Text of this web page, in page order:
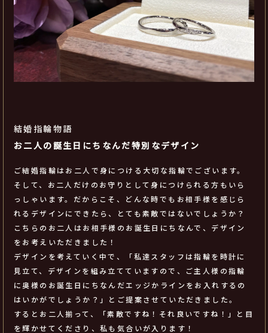
結婚指輪物語
お二人の誕生日にちなんだ特別なデザイン
ご結婚指輪はお二人で身につける大切な指輪でございます。
そして、お二人だけのお守りとして身につけられる方もいら
っしゃいます。だからこそ、どんな時でもお相手様を感じら
れるデザインにできたら、とても素敵ではないでしょうか？
こちらのお二人はお相手様のお誕生日にちなんで、デザイン
をお考えいただきました！
デザインを考えていく中で、「私達スタッフは指輪を時計に
見立て、デザインを組み立てていますので、ご主人様の指輪
に奥様のお誕生日にちなんだエッジかラインをお入れするの
はいかがでしょうか？」とご提案させていただきました。
するとお二人揃って、「素敵ですね！それ良いですね！」と目
を輝かせてくださり、私も気合いが入ります！